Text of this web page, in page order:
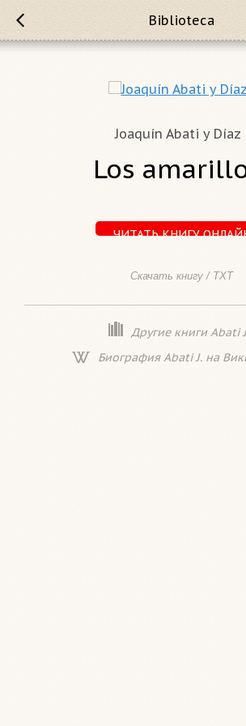
Biblioteca
Joaquín Abati y Díaz
Los
ЧИТАТЬ КНИГУ
Скачать книгу / TXT
Другие книги Abati
Биография Abati J. на